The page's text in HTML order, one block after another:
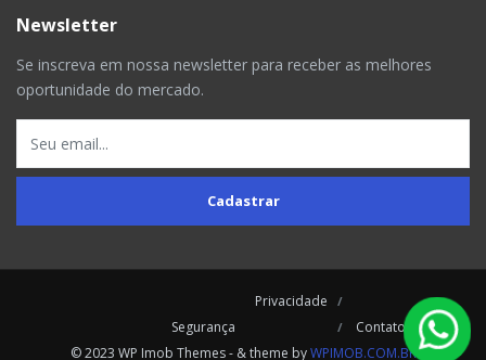
Newsletter
Se inscreva em nossa newsletter para receber as melhores
oportunidade do mercado.
Cadastrar
© 2023 WP Imob Themes - & theme byWPIMOB.COM.BR
Privacidade
Segurança
Contatos